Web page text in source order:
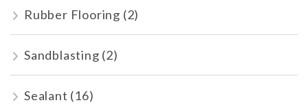
Rubber Flooring (2)
Sandblasting (2)
Sealant (16)